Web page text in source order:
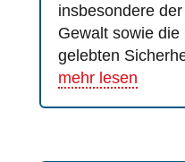
insbesondere
Gewalt sowie
gelebten
mehr lesen